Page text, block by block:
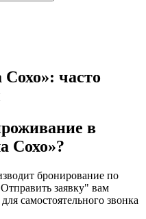
часто
в
Сохо»?
бронирование по
заявку" вам
самостоятельного звонка